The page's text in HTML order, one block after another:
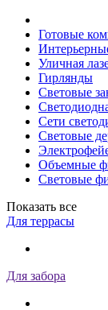
Готовые
Уличная
Гирлянды
Световые
Сети
Световые
Объемные
Световые
Показать все
Для террасы
Для забора